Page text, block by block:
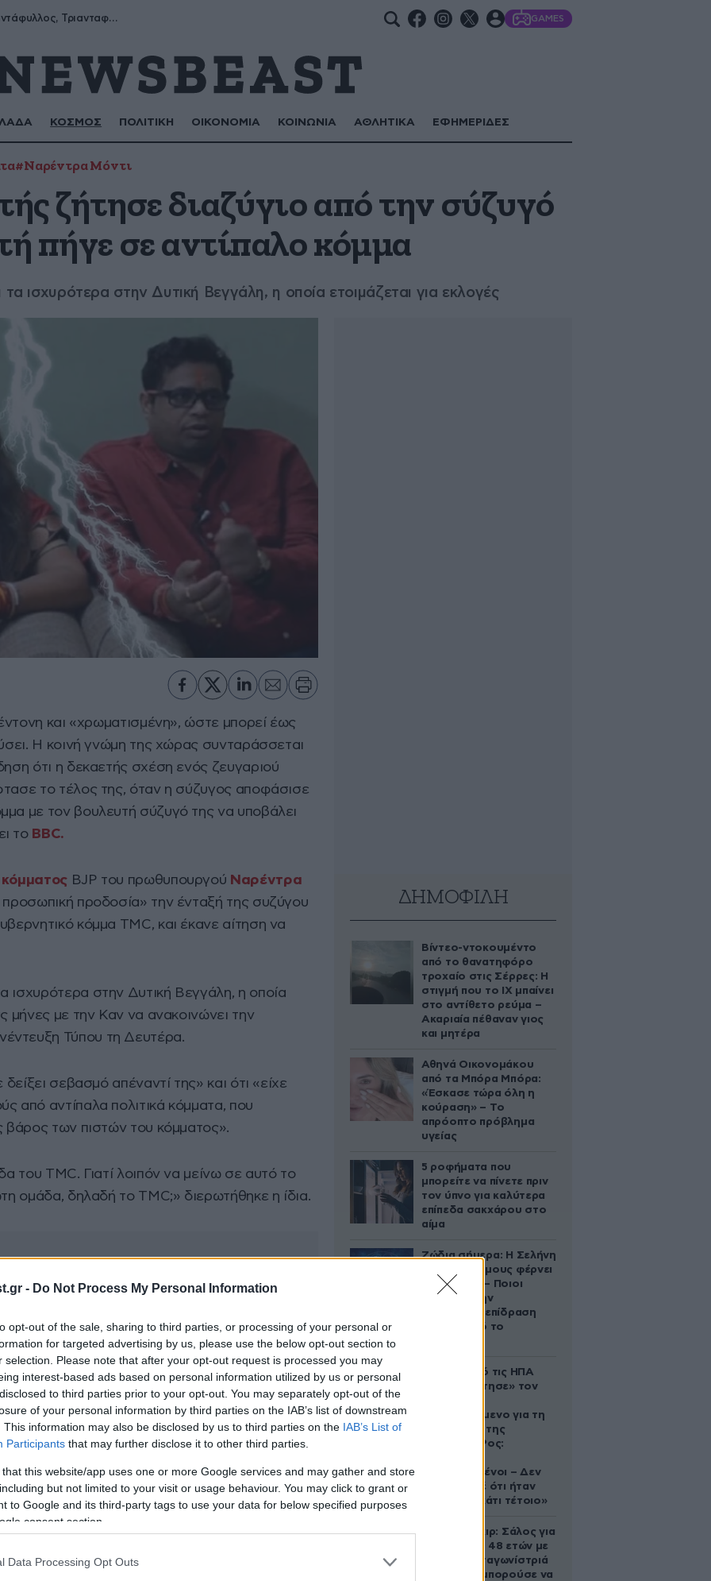
- Do Not Process My Personal Information
opt-out of the sale, sharing to third parties, or processing of your personal or
for targeted advertising by us, please use the below opt-out section to
selection. Please note that after your opt-out request is processed you may
interest-based ads based on personal information utilized by us or personal
to third parties prior to your opt-out. You may separately opt-out of the
of your personal information by third parties on the IAB’s list of downstream
This information may also be disclosed by us to third parties on the IAB’s List of
Participants that may further disclose it to other third parties.
that this website/app uses one or more Google services and may gather and store
but not limited to your visit or usage behaviour. You may click to grant or
to Google and its third-party tags to use your data for below specified purposes
consent section.
Data Processing Opt Outs
Μύρων, Τριαντάφυλλος, Τριανταφυλλιά, Φυλλιώ, Ρόζα GAMES
ΚΟΣΜΟΣ ΠΟΛΙΤΙΚΗ ΟΙΚΟΝΟΜΙΑ ΚΟΙΝΩΝΙΑ ΑΘΛΗΤΙΚΑ ΕΦΗΜΕΡΙΔΕΣ
#Ναρέντρα Μόντι
ζήτησε διαζύγιο από την σύζυγό
πήγε σε αντίπαλο κόμμα
ισχυρότερα στην Δυτική Βεγγάλη, η οποία ετοιμάζεται για εκλογές
και «χρωματισμένη», ώστε μπορεί έως
Η κοινή γνώμη της χώρας συνταράσσεται
ότι η δεκαετής σχέση ενός ζευγαριού
το τέλος της, όταν η σύζυγος αποφάσισε
με τον βουλευτή σύζυγό της να υποβάλει
τοBBC.
κόμματος BJP του πρωθυπουργού Ναρέντρα
προσωπική προδοσία» την ένταξή της συζύγου
κόμμα TMC, και έκανε αίτηση να
ισχυρότερα στην Δυτική Βεγγάλη, η οποία
μήνες με την Καν να ανακοινώνει την
Τύπου τη Δευτέρα.
σεβασμό απέναντί της» και ότι «είχε
από αντίπαλα πολιτικά κόμματα, που
βάρος των πιστών του κόμματος».
του TMC. Γιατί λοιπόν να μείνω σε αυτό το
ομάδα, δηλαδή το TMC;» διερωτήθηκε η ίδια.
ΔΗΜΟΦΙΛΗ
Βίντεο-ντοκουμέντο
από το θανατηφόρο
τροχαίο στις Σέρρες: Η
στιγμή που το ΙΧ μπαίνει
στο αντίθετο ρεύμα –
Ακαριαία πέθαναν γιος
και μητέρα
Αθηνά Οικονομάκου
από τα Μπόρα Μπόρα:
«Έσκασε τώρα όλη η
κούραση» – Το
απρόοπτο πρόβλημα
υγείας
5 ροφήματα που
μπορείτε να πίνετε πριν
τον ύπνο για καλύτερα
επίπεδα σακχάρου στο
αίμα
Ζώδια σήμερα: Η Σελήνη
στους Διδύμους φέρνει
ανατροπές – Ποιοι
δέχονται την
ευεργετική επίδραση
του Δία από το
Ζευγάρι από τις ΗΠΑ
που «υιοθέτησε» τον
κατηγορούμενο για τη
δολοφονία της
Ελίζαμπεθ Ρος:
συντετριμμένοι – Δεν
έδειξε ποτέ ότι ήταν
ικανός για κάτι τέτοιο»
Ρίτσαρντ Γκιρ: Σάλος για
τη διαφορά 48 ετών με
τη συμπρωταγωνίστριά
του – «Θα μπορούσε να